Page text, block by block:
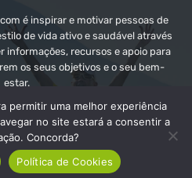
é inspirar e motivar pessoas de
de vida ativo e saudável através
informações, recursos e apoio para
os seus objetivos e o seu bem-
estar.
permitir uma melhor experiência
no site estará a consentir a
Concorda?
Política de Cookies